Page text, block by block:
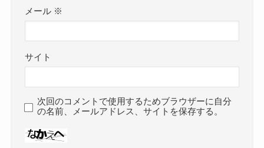
メール ※
サイト
次回のコメントで使用するためブラウザーに自分
の名前、メールアドレス、サイトを保存する。